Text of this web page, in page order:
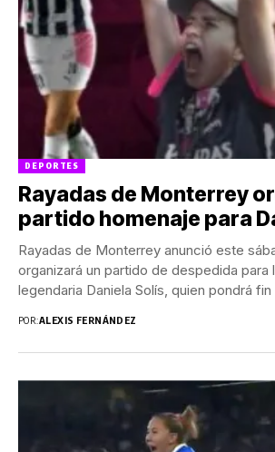
DEPORTES
Rayadas de Monterrey
partido homenaje para
Rayadas de Monterrey anunció este
organizará un partido de despedida para
legendaria Daniela Solís, quien pondrá
POR:ALEXIS FERNÁNDEZ